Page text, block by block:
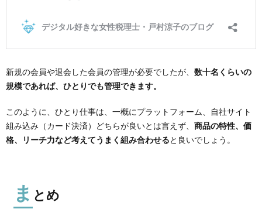
新規の会員や退会した会員の管理が必要でしたが、 数十名くらいの
規模であれば、ひとりでも管理できます。
このように、ひとり仕事は、一概にプラットフォーム、自社サイト
組み込み（カード決済）どちらが良いとは言えず、 商品の特性、価
格、リーチ力など考えてうまく組み合わせると良いでしょう。
ま とめ